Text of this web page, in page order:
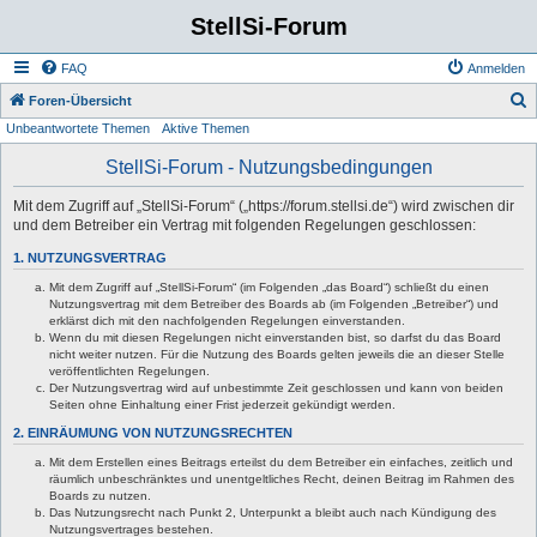
StellSi-Forum
FAQ Anmelden
Foren-Übersicht
Unbeantwortete Themen Aktive Themen
StellSi-Forum - Nutzungsbedingungen
Mit dem Zugriff auf „StellSi-Forum“ („https://forum.stellsi.de“) wird zwischen dir
und dem Betreiber ein Vertrag mit folgenden Regelungen geschlossen:
1. NUTZUNGSVERTRAG
Mit dem Zugriff auf „StellSi-Forum“ (im Folgenden „das Board“) schließt du einen
Nutzungsvertrag mit dem Betreiber des Boards ab (im Folgenden „Betreiber“) und
erklärst dich mit den nachfolgenden Regelungen einverstanden.
Wenn du mit diesen Regelungen nicht einverstanden bist, so darfst du das Board
nicht weiter nutzen. Für die Nutzung des Boards gelten jeweils die an dieser Stelle
veröffentlichten Regelungen.
Der Nutzungsvertrag wird auf unbestimmte Zeit geschlossen und kann von beiden
Seiten ohne Einhaltung einer Frist jederzeit gekündigt werden.
2. EINRÄUMUNG VON NUTZUNGSRECHTEN
Mit dem Erstellen eines Beitrags erteilst du dem Betreiber ein einfaches, zeitlich und
räumlich unbeschränktes und unentgeltliches Recht, deinen Beitrag im Rahmen des
Boards zu nutzen.
Das Nutzungsrecht nach Punkt 2, Unterpunkt a bleibt auch nach Kündigung des
Nutzungsvertrages bestehen.